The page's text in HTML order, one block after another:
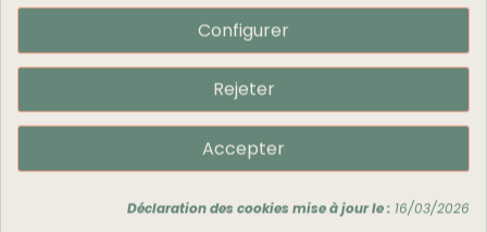
de GreenHealth.
D’autres Besoins Couverts Grâce À
Balneadog
Pelage Brillant Et Peau Saine
Pour les problèmes de peau ou de pelage terne, les
huiles de CBD pour animauxdisponibles sur
balneadog.froffrent un excellent soutien grâce à
Configurer
Rejeter
Accepter
Déclaration des cookies mise à jour le : 16/03/2026